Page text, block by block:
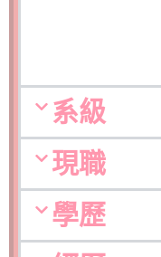
系級
現職
學歷